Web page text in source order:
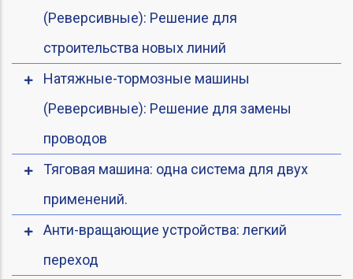
(Реверсивные): Решение для
строительства новых линий
Натяжные-тормозные машины
(Реверсивные): Решение для замены
проводов
Тяговая машина: одна система для двух
применений.
Анти-вращающие устройства: легкий
переход